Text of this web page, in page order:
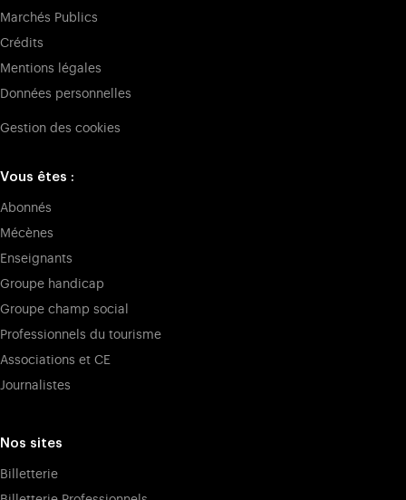
Marchés Publics
Crédits
Mentions légales
Données personnelles
Gestion des cookies
Vous êtes :
Abonnés
Mécènes
Enseignants
Groupe handicap
Groupe champ social
Professionnels du tourisme
Associations et CE
Journalistes
Nos sites
Billetterie